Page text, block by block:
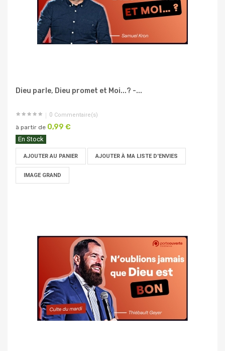
Dieu parle, Dieu promet et Moi...? -...
0 Commentaire(s)
à partir de 0,99 €
En Stock
AJOUTER AU PANIER AJOUTER À MA LISTE D'ENVIES
IMAGE GRAND